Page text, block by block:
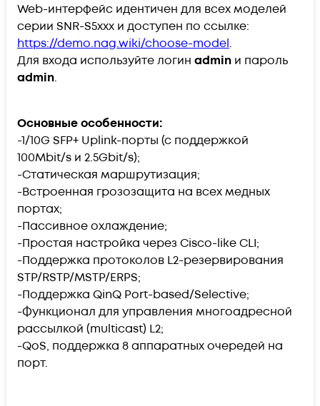
Web-интерфейс идентичен для всех моделей
серии SNR-S5xxx и доступен по ссылке:
https://demo.nag.wiki/choose-model.
Для входа используйте логин admin и пароль
admin.
Основные особенности:
-1/10G SFP+ Uplink-порты (с поддержкой
100Mbit/s и 2.5Gbit/s);
-Статическая маршрутизация;
-Встроенная грозозащита на всех медных
портах;
-Пассивное охлаждение;
-Простая настройка через Cisco-like CLI;
-Поддержка протоколов L2-резервирования
STP/RSTP/MSTP/ERPS;
-Поддержка QinQ Port-based/Selective;
-Функционал для управления многоадресной
рассылкой (multicast) L2;
-QoS, поддержка 8 аппаратных очередей на
порт.